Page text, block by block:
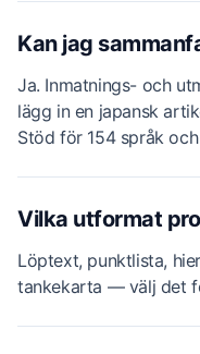
Kan jag
Ja. Inmatnings- och
lägg in en japansk
Stöd för 154 språk
Vilka utformat
Löptext, punktlista,
tankekarta — välj det